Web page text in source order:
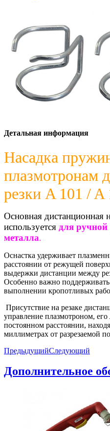
Детальная информация
Насадка
плазмотронам
резки A 101 / A
Основная дистанционная
используется для ручной
металла.
Оснастка удерживает
расстоянии от режущей
выдержки дистанции между
Особенно важно
выполнении кропотливых
Присутствие на резаке
управление плазмотроном, его
постоянном расстоянии,
миллиметрах от разрезаемой
ПредыдущийСледующий
Дополнительное